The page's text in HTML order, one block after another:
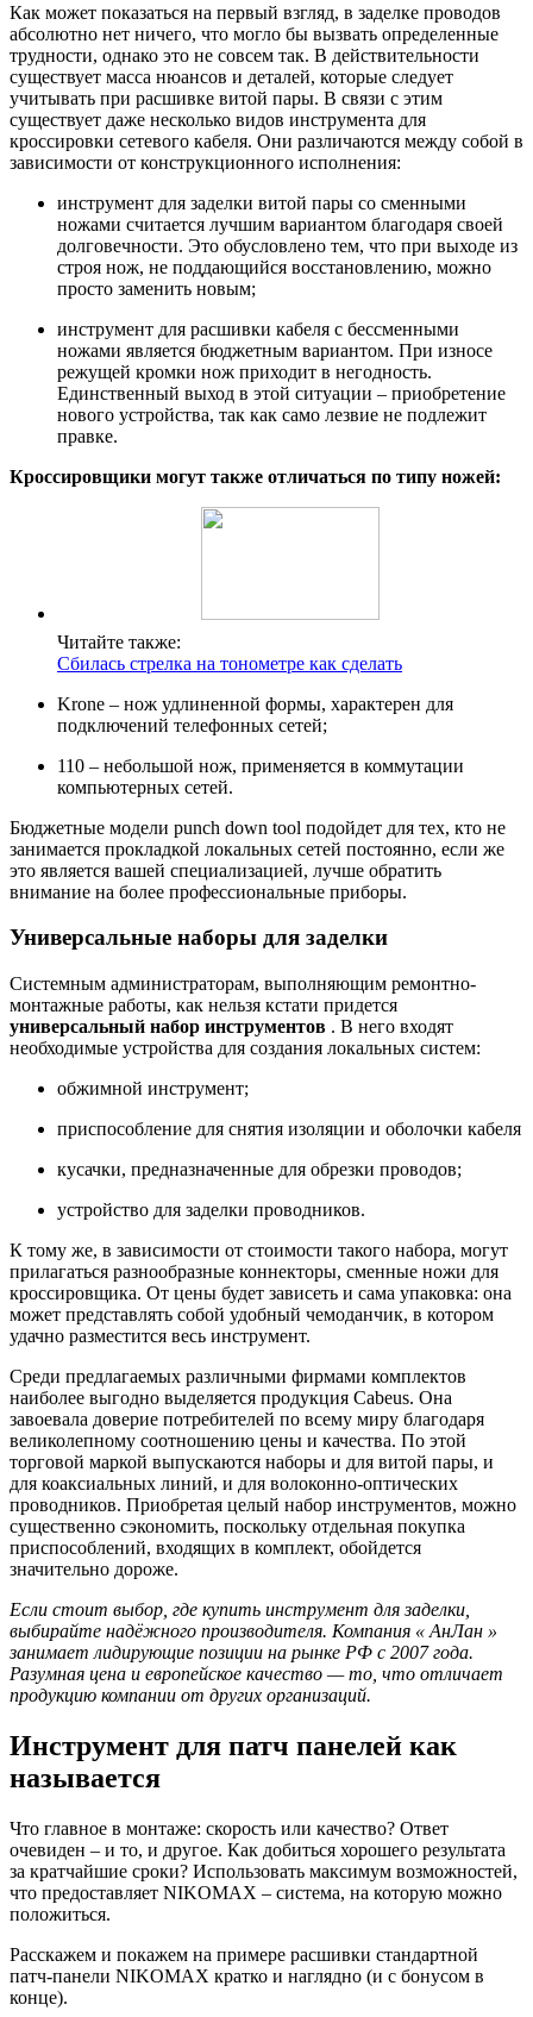
Как может показаться на первый взгляд, в заделке проводов
абсолютно нет ничего, что могло бы вызвать определенные
трудности, однако это не совсем так. В действительности
существует масса нюансов и деталей, которые следует
учитывать при расшивке витой пары. В связи с этим
существует даже несколько видов инструмента для
кроссировки сетевого кабеля. Они различаются между собой в
зависимости от конструкционного исполнения:
инструмент для заделки витой пары со сменными
ножами считается лучшим вариантом благодаря своей
долговечности. Это обусловлено тем, что при выходе из
строя нож, не поддающийся восстановлению, можно
просто заменить новым;
инструмент для расшивки кабеля с бессменными
ножами является бюджетным вариантом. При износе
режущей кромки нож приходит в негодность.
Единственный выход в этой ситуации – приобретение
нового устройства, так как само лезвие не подлежит
правке.
Кроссировщики могут также отличаться по типу ножей:
Читайте также:
Сбилась стрелка на тонометре как сделать
Krone – нож удлиненной формы, характерен для
подключений телефонных сетей;
110 – небольшой нож, применяется в коммутации
компьютерных сетей.
Бюджетные модели punch down tool подойдет для тех, кто не
занимается прокладкой локальных сетей постоянно, если же
это является вашей специализацией, лучше обратить
внимание на более профессиональные приборы.
Универсальные наборы для заделки
Системным администраторам, выполняющим ремонтно-
монтажные работы, как нельзя кстати придется
универсальный набор инструментов . В него входят
необходимые устройства для создания локальных систем:
обжимной инструмент;
приспособление для снятия изоляции и оболочки кабеля
кусачки, предназначенные для обрезки проводов;
устройство для заделки проводников.
К тому же, в зависимости от стоимости такого набора, могут
прилагаться разнообразные коннекторы, сменные ножи для
кроссировщика. От цены будет зависеть и сама упаковка: она
может представлять собой удобный чемоданчик, в котором
удачно разместится весь инструмент.
Среди предлагаемых различными фирмами комплектов
наиболее выгодно выделяется продукция Cabeus. Она
завоевала доверие потребителей по всему миру благодаря
великолепному соотношению цены и качества. По этой
торговой маркой выпускаются наборы и для витой пары, и
для коаксиальных линий, и для волоконно-оптических
проводников. Приобретая целый набор инструментов, можно
существенно сэкономить, поскольку отдельная покупка
приспособлений, входящих в комплект, обойдется
значительно дороже.
Если стоит выбор, где купить инструмент для заделки,
выбирайте надёжного производителя. Компания « АнЛан »
занимает лидирующие позиции на рынке РФ с 2007 года.
Разумная цена и европейское качество — то, что отличает
продукцию компании от других организаций.
Инструмент для патч панелей как
называется
Что главное в монтаже: скорость или качество? Ответ
очевиден – и то, и другое. Как добиться хорошего результата
за кратчайшие сроки? Использовать максимум возможностей,
что предоставляет NIKOMAX – система, на которую можно
положиться.
Расскажем и покажем на примере расшивки стандартной
патч-панели NIKOMAX кратко и наглядно (и с бонусом в
конце).